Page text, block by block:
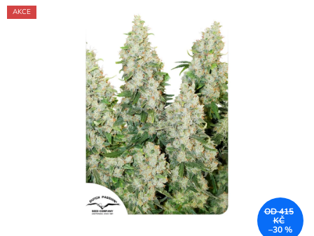
AKCE
OD 415
KČ
–30 %